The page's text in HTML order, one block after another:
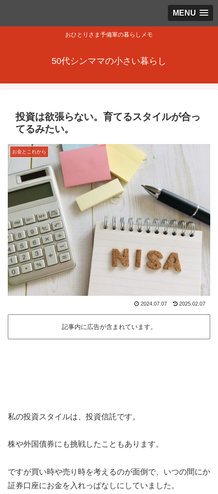
MENU
おひとりさま予備軍の暮らしメモ
50代シンママの小さい暮らし
投資は欲張らない。育てるスタイルが合っ
てるみたい。
お金とこれから
2024.07.07 2025.02.07
記事内に広告が含まれています。
私の投資スタイルは、投資信託です。
株や外国債券にも挑戦したこともあります。
ですが買い時や売り時を考えるのが面倒で、いつの間にか
証券口座にお金を入れっぱなしにしていました。